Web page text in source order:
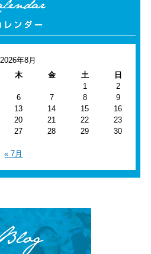
2026年8月
木 金 土
日
1
2
6 7 8
9
13 14 15
16
20 21 22
23
27 28 29
30
« 7月